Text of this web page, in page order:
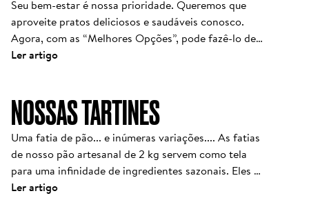
O que torna o nosso pão diferente? Não é apenas o
que colocamos — mas o que deixamos de fora.
Seu bem-estar é nossa prioridade. Queremos que
aproveite pratos deliciosos e saudáveis conosco.
Agora, com as “Melhores Opções”, pode fazê-lo de
forma consciente.
Ler artigo
NOSSAS TARTINES
Uma fatia de pão... e inúmeras variações.... As fatias
de nosso pão artesanal de 2 kg servem como tela
para uma infinidade de ingredientes sazonais. Eles se
juntam para formar nossas tartines, a versão belga
Ler artigo